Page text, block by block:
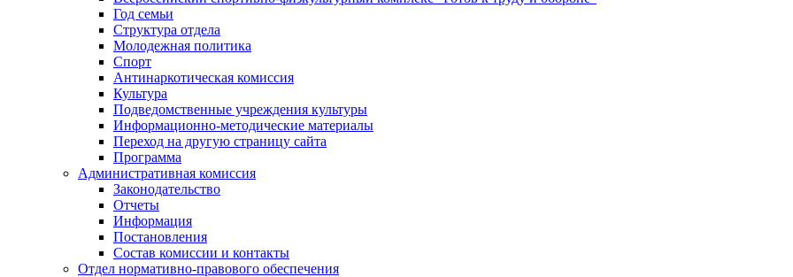
Год семьи
Структура отдела
Молодежная политика
Спорт
Антинаркотическая комиссия
Культура
Подведомственные учреждения культуры
Информационно-методические материалы
Переход на другую страницу сайта
Программа
Административная комиссия
Законодательство
Отчеты
Информация
Постановления
Состав комиссии и контакты
Отдел нормативно-правового обеспечения